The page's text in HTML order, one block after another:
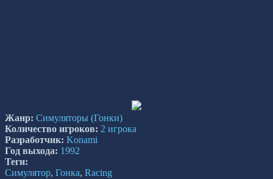
Жанр: Симуляторы (Гонки)
Количество игроков: 2 игрока
Разработчик: Konami
Год выхода: 1992
Теги:
Симулятор, Гонка, Racing